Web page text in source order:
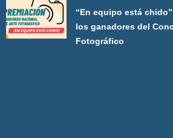
“En equipo está
los ganadores del
Fotográfico